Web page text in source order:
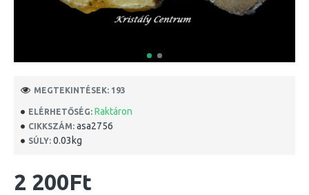
ELÉRHETŐSÉG: Raktáron
CIKKSZÁM: asa2756
SÚLY: 0.03kg
MEGTEKINTÉSEK: 193
2 200Ft